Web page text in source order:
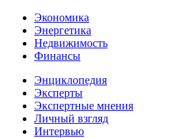
Экономика
Энергетика
Недвижимость
Финансы
Энциклопедия
Эксперты
Экспертные мнения
Личный взгляд
Интервью